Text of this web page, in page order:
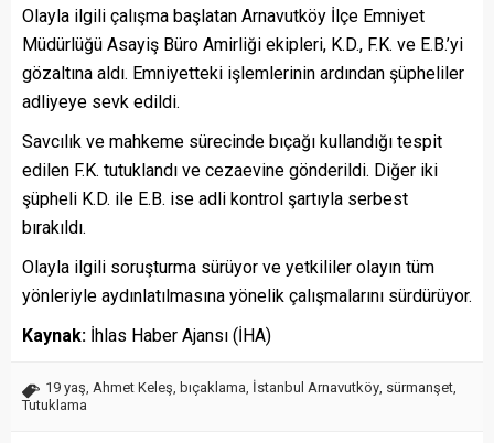
Olayla ilgili çalışma başlatan Arnavutköy İlçe Emniyet
Müdürlüğü Asayiş Büro Amirliği ekipleri, K.D., F.K. ve E.B.’yi
gözaltına aldı. Emniyetteki işlemlerinin ardından şüpheliler
adliyeye sevk edildi.
Savcılık ve mahkeme sürecinde bıçağı kullandığı tespit
edilen F.K. tutuklandı ve cezaevine gönderildi. Diğer iki
şüpheli K.D. ile E.B. ise adli kontrol şartıyla serbest
bırakıldı.
Olayla ilgili soruşturma sürüyor ve yetkililer olayın tüm
yönleriyle aydınlatılmasına yönelik çalışmalarını sürdürüyor.
Kaynak: İhlas Haber Ajansı (İHA)
19 yaş, Ahmet Keleş, bıçaklama, İstanbul Arnavutköy, sürmanşet,
Tutuklama